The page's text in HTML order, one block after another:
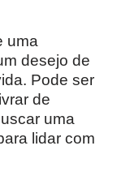
uma
desejo de
Pode ser
de
uma
lidar com